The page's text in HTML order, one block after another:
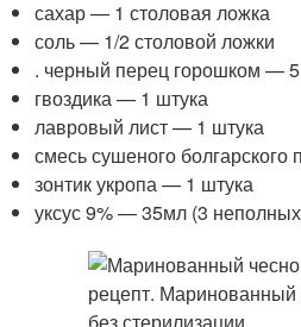
сахар — 1 столовая ложка
соль — 1/2 столовой ложки
. черный перец горошком —
гвоздика — 1 штука
лавровый лист — 1 штука
смесь сушеного болгарского
зонтик укропа — 1 штука
уксус 9% — 35мл (3